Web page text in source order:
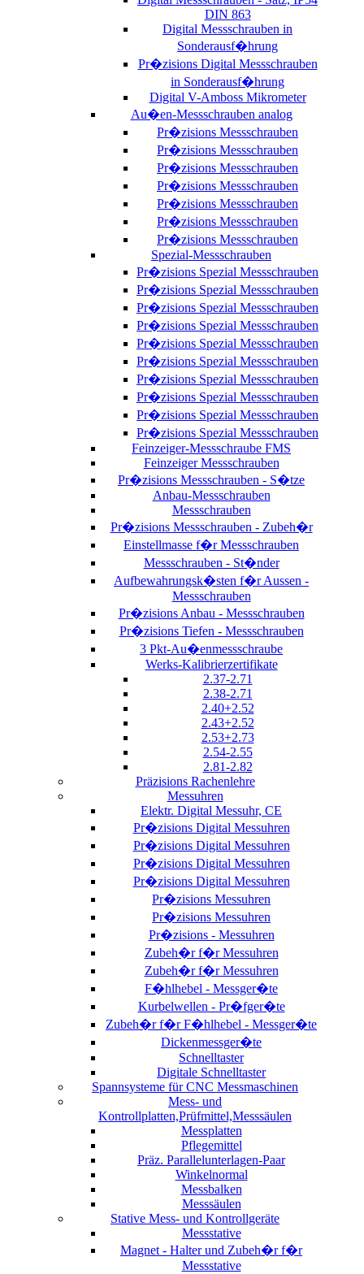
DIN 863
Digital Messschrauben in
Sonderausf�hrung
Pr�zisions Digital Messschrauben
in Sonderausf�hrung
Digital V-Amboss Mikrometer
Au�en-Messschrauben analog
Pr�zisions Messschrauben
Pr�zisions Messschrauben
Pr�zisions Messschrauben
Pr�zisions Messschrauben
Pr�zisions Messschrauben
Pr�zisions Messschrauben
Pr�zisions Messschrauben
Spezial-Messschrauben
Pr�zisions Spezial Messschrauben
Pr�zisions Spezial Messschrauben
Pr�zisions Spezial Messschrauben
Pr�zisions Spezial Messschrauben
Pr�zisions Spezial Messschrauben
Pr�zisions Spezial Messschrauben
Pr�zisions Spezial Messschrauben
Pr�zisions Spezial Messschrauben
Pr�zisions Spezial Messschrauben
Pr�zisions Spezial Messschrauben
Feinzeiger-Messschraube FMS
Feinzeiger Messschrauben
Pr�zisions Messschrauben - S�tze
Anbau-Messschrauben
Messschrauben
Pr�zisions Messschrauben - Zubeh�r
Einstellmasse f�r Messschrauben
Messschrauben - St�nder
Aufbewahrungsk�sten f�r Aussen -
Messschrauben
Pr�zisions Anbau - Messschrauben
Pr�zisions Tiefen - Messschrauben
3 Pkt-Au�enmessschraube
Werks-Kalibrierzertifikate
2.37-2.71
2.38-2.71
2.40+2.52
2.43+2.52
2.53+2.73
2.54-2.55
2.81-2.82
Präzisions Rachenlehre
Messuhren
Elektr. Digital Messuhr, CE
Pr�zisions Digital Messuhren
Pr�zisions Digital Messuhren
Pr�zisions Digital Messuhren
Pr�zisions Digital Messuhren
Pr�zisions Messuhren
Pr�zisions Messuhren
Pr�zisions - Messuhren
Zubeh�r f�r Messuhren
Zubeh�r f�r Messuhren
F�hlhebel - Messger�te
Kurbelwellen - Pr�fger�te
Zubeh�r f�r F�hlhebel - Messger�te
Dickenmessger�te
Schnelltaster
Digitale Schnelltaster
Spannsysteme für CNC Messmaschinen
Mess- und
Kontrollplatten,Prüfmittel,Messsäulen
Messplatten
Pflegemittel
Präz. Parallelunterlagen-Paar
Winkelnormal
Messbalken
Messsäulen
Stative Mess- und Kontrollgeräte
Messstative
Magnet - Halter und Zubeh�r f�r
Messstative